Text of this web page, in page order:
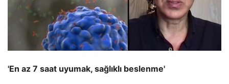
'En az 7 saat uyumak, sağlıklı beslenme'